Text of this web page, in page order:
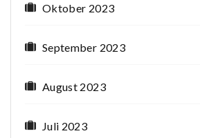
Oktober 2023
September 2023
August 2023
Juli 2023